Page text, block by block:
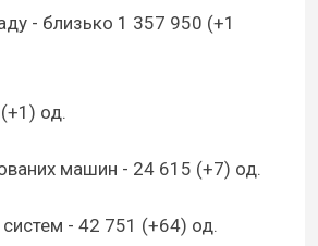
- близько 1 357 950 (+1
од.
машин - 24 615 (+7) од.
систем - 42 751 (+64) од.